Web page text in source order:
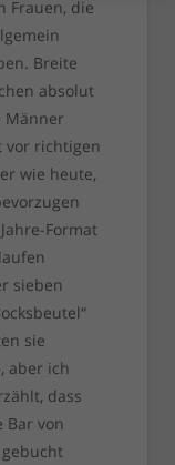
Frauen, die
Breite
absolut
Männer
vor richtigen
wie heute,
Format
sieben
sie
aber ich
dass
Bar von